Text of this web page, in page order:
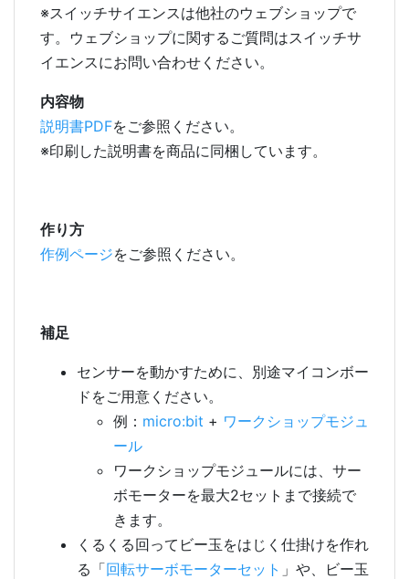
※スイッチサイエンスは他社のウェブショップで
す。ウェブショップに関するご質問はスイッチサ
イエンスにお問い合わせください。
内容物
説明書PDFをご参照ください。
※印刷した説明書を商品に同梱しています。
作り方
作例ページをご参照ください。
補足
センサーを動かすために、別途マイコンボー
ドをご用意ください。
例： micro:bit + ワークショップモジュ
ール
ワークショップモジュールには、サー
ボモーターを最大2セットまで接続で
きます。
くるくる回ってビー玉をはじく仕掛けを作れ
る「回転サーボモーターセット 」や、ビー玉